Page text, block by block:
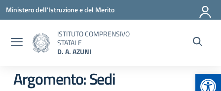
Vai ai contenuti
Vai al menu di navigazione
Vai al footer
Ministero dell'Istruzione e del Merito
ISTITUTO COMPRENSIVO
STATALE
D. A. AZUNI
Argomento: Sedi